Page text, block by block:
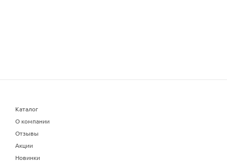
Каталог
О компании
Отзывы
Акции
Новинки